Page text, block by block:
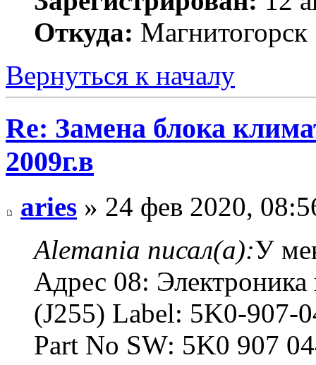
Откуда: Магнитогорск
Вернуться к началу
Re: Замена блока
2009г.в
aries » 24 фев 2020,
Alemania писал(а):У
Адрес 08: Электроника
(J255) Label: 5K0-907-
Part No SW: 5K0 907